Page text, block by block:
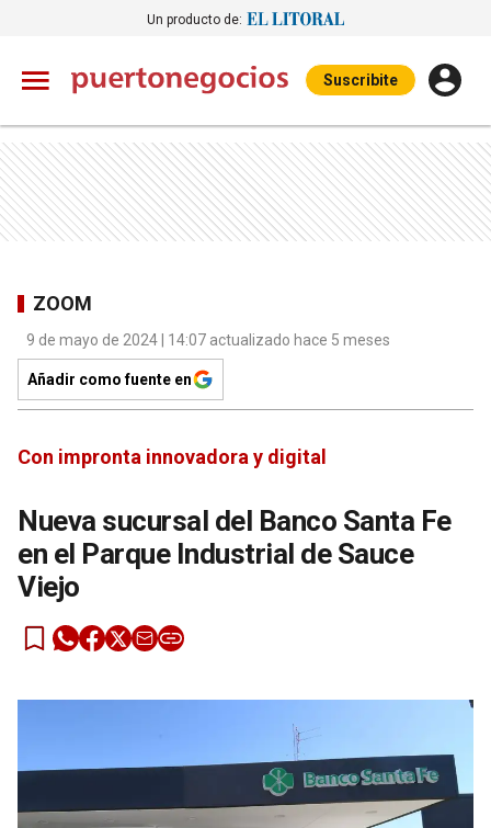
Un producto de:
Suscribite
ZOOM
9 de mayo de 2024 | 14:07 actualizado hace 5 meses
Añadir como fuente en
Con impronta innovadora y digital
Nueva sucursal del Banco Santa Fe
en el Parque Industrial de Sauce
Viejo